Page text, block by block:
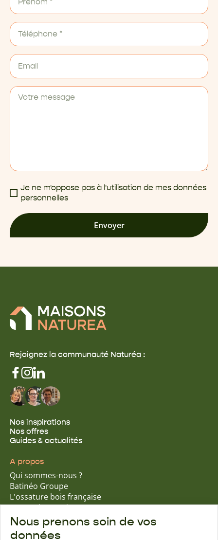
Je ne m'oppose pas à l'utilisation de mes données
personnelles
Envoyer
Rejoignez la communauté Naturéa :
Nos inspirations
Nos offres
Guides & actualités
A propos
Qui sommes-nous ?
Batinéo Groupe
L'ossature bois française
15 ans d'expertise
Nos engagements écologiques
Nos garanties assurantielles
Nous prenons soin de vos
données